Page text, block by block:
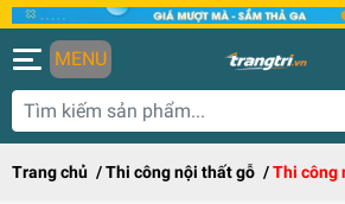
MENU
Trang chủ /Thi công nội thất gỗ /Thi công